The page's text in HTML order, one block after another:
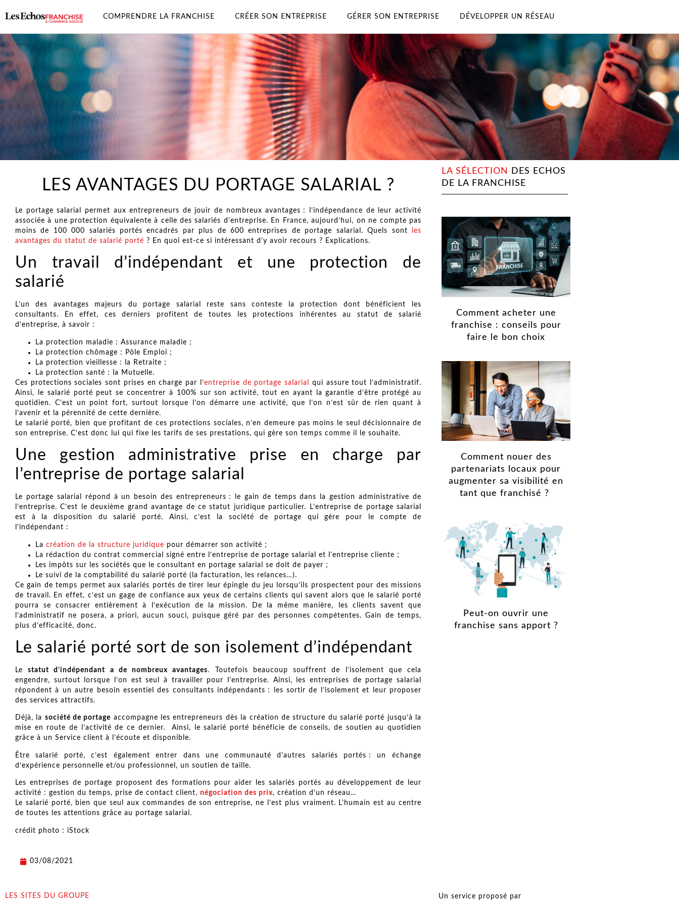
COMPRENDRE LA FRANCHISE CRÉER SON ENTREPRISE GÉRER SON ENTREPRISE DÉVELOPPER UN RÉSEAU
LES AVANTAGES DU PORTAGE SALARIAL ?
Le portage salarial permet aux entrepreneurs de jouir de nombreux avantages : l’indépendance de leur activité
associée à une protection équivalente à celle des salariés d’entreprise. En France, aujourd’hui, on ne compte pas
moins de 100 000 salariés portés encadrés par plus de 600 entreprises de portage salarial. Quels sont
les
avantages du statut de salarié porté ? En quoi est-ce si intéressant d’y avoir recours ? Explications.
Un travail d’indépendant et une protection de
salarié
L’un des avantages majeurs du portage salarial reste sans conteste la protection dont bénéficient les
consultants. En effet, ces derniers profitent de toutes les protections inhérentes au statut de salarié
d’entreprise, à savoir :
La protection maladie : Assurance maladie ;
La protection chômage : Pôle Emploi ;
La protection vieillesse : la Retraite ;
La protection santé : la Mutuelle.
Ces protections sociales sont prises en charge par l’entreprise de portage salarial
qui assure tout l’administratif.
Ainsi, le salarié porté peut se concentrer à 100% sur son activité, tout en ayant la garantie d’être protégé au
quotidien. C’est un point fort, surtout lorsque l’on démarre une activité, que l’on n’est sûr de rien quant à
l’avenir et la pérennité de cette dernière.
Le salarié porté, bien que profitant de ces protections sociales, n’en demeure pas moins le seul décisionnaire de
son entreprise. C’est donc lui qui fixe les tarifs de ses prestations, qui gère son temps comme il le souhaite.
Une gestion administrative prise en charge par
l’entreprise de portage salarial
Le portage salarial répond à un besoin des entrepreneurs : le gain de temps dans la gestion administrative de
l’entreprise. C’est le deuxième grand avantage de ce statut juridique particulier. L’entreprise de portage salarial
est à la disposition du salarié porté. Ainsi, c’est la société de portage qui gère pour le compte de
l’indépendant :
La création de la structure juridique pour démarrer son activité ;
La rédaction du contrat commercial signé entre l’entreprise de portage salarial et l’entreprise cliente ;
Les impôts sur les sociétés que le consultant en portage salarial se doit de payer ;
Le suivi de la comptabilité du salarié porté (la facturation, les relances…).
Ce gain de temps permet aux salariés portés de tirer leur épingle du jeu lorsqu’ils prospectent pour des missions
de travail. En effet, c’est un gage de confiance aux yeux de certains clients qui savent alors que le salarié porté
pourra se consacrer entièrement à l’exécution de la mission. De la même manière, les clients savent que
l’administratif ne posera, a priori, aucun souci, puisque géré par des personnes compétentes. Gain de temps,
plus d’efficacité, donc.
Le salarié porté sort de son isolement d’indépendant
Lestatut d’indépendant a de nombreux avantages. Toutefois beaucoup souffrent de l’isolement que cela
engendre, surtout lorsque l’on est seul à travailler pour l’entreprise. Ainsi, les entreprises de portage salarial
répondent à un autre besoin essentiel des consultants indépendants : les sortir de l’isolement et leur proposer
des services attractifs.
Déjà, la société de portage accompagne les entrepreneurs dès la création de structure du salarié porté jusqu’à la
mise en route de l’activité de ce dernier. Ainsi, le salarié porté bénéficie de conseils, de soutien au quotidien
grâce à un Service client à l’écoute et disponible.
Être salarié porté, c’est également entrer dans une communauté d’autres salariés portés : un échange
d’expérience personnelle et/ou professionnel, un soutien de taille.
Les entreprises de portage proposent des formations pour aider les salariés portés au développement de leur
activité : gestion du temps, prise de contact client, négociation des prix, création d’un réseau…
Le salarié porté, bien que seul aux commandes de son entreprise, ne l’est plus vraiment. L’humain est au centre
de toutes les attentions grâce au portage salarial.
crédit photo : iStock
03/08/2021
LA SÉLECTION
DES ECHOS
DE LA FRANCHISE
Comment acheter une
franchise : conseils pour
faire le bon choix
Comment nouer des
partenariats locaux pour
augmenter sa visibilité en
tant que franchisé ?
Peut-on ouvrir une
franchise sans apport ?
LES SITES DU GROUPE Un service proposé par